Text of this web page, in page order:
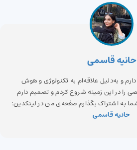
حانیه قاسمی
و به‌دلیل علاقه‌ام به تکنولوژی و هوش
را در این زمینه شروع کردم و تصمیم دارم
شما به اشتراک بگذارم صفحه‌ی من در لینکدین:
حانیه قاسمی